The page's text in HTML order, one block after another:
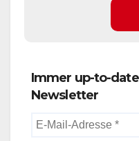
Immer up-to-
Newsletter